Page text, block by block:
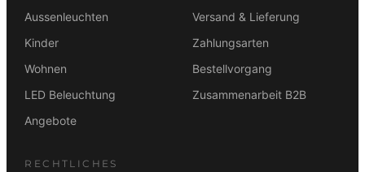
Aussenleuchten
Kinder
Wohnen
LED Beleuchtung
Angebote
Versand & Lieferung
Zahlungsarten
Bestellvorgang
Zusammenarbeit B2B
RECHTLICHES